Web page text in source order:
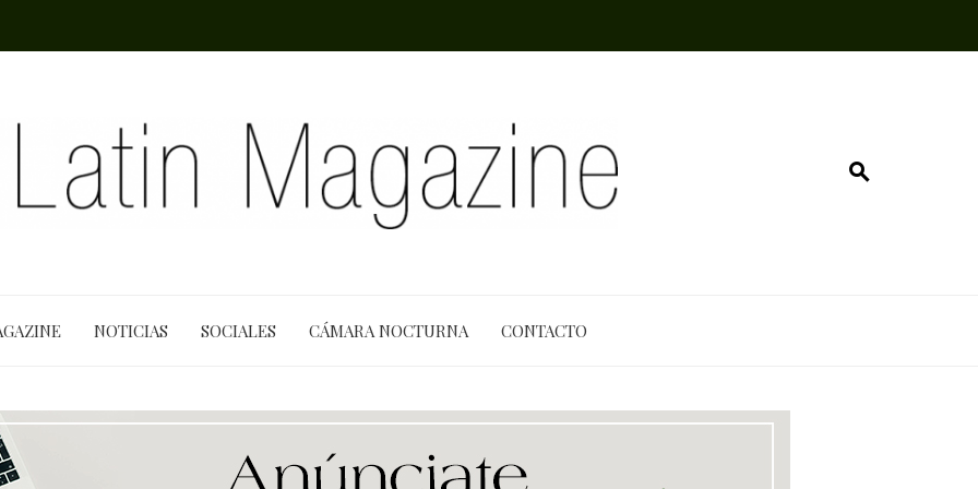
NOTICIAS SOCIALES CÁMARA NOCTURNA CONTACTO